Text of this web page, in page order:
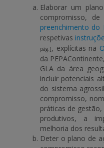
Elaborar um
compromisso,
preenchimento do
respetivas
pág.], explícitas na
da
GLA da área
incluir potenciais
do sistema
compromisso,
práticas de
produtivos, a
melhoria dos
Deter o plano de